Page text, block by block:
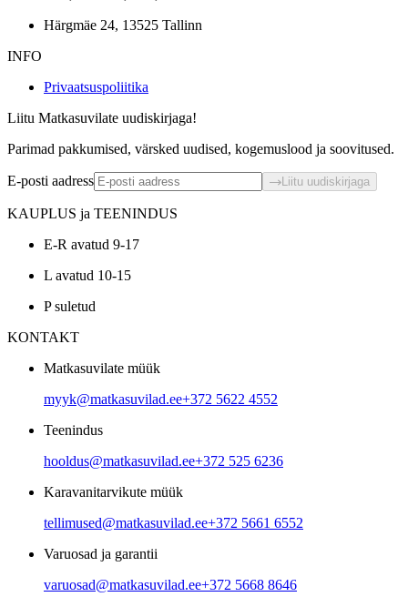
Härgmäe 24, 13525 Tallinn
INFO
Privaatsuspoliitika
Liitu Matkasuvilate uudiskirjaga!
Parimad pakkumised, värsked uudised, kogemuslood ja soovitused.
E-posti aadress Liitu uudiskirjaga
KAUPLUS ja TEENINDUS
E-R avatud 9-17
L avatud 10-15
P suletud
KONTAKT
Matkasuvilate müük
myyk@matkasuvilad.ee+372 5622 4552
Teenindus
hooldus@matkasuvilad.ee+372 525 6236
Karavanitarvikute müük
tellimused@matkasuvilad.ee+372 5661 6552
Varuosad ja garantii
varuosad@matkasuvilad.ee+372 5668 8646